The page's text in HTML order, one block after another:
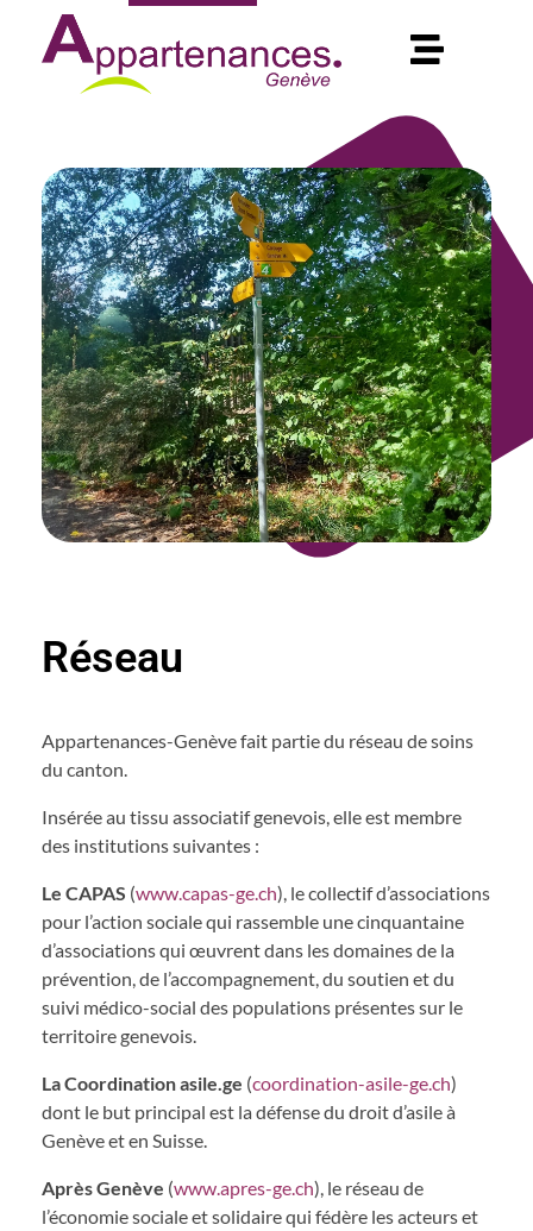
Réseau
Appartenances-Genève fait partie du réseau de soins
du canton.
Insérée au tissu associatif genevois, elle est membre
des institutions suivantes :
Le CAPAS (www.capas-ge.ch), le collectif d’associations
pour l’action sociale qui rassemble une cinquantaine
d’associations qui œuvrent dans les domaines de la
prévention, de l’accompagnement, du soutien et du
suivi médico-social des populations présentes sur le
territoire genevois.
La Coordination asile.ge (coordination-asile-ge.ch)
dont le but principal est la défense du droit d’asile à
Genève et en Suisse.
Après Genève (www.apres-ge.ch), le réseau de
l’économie sociale et solidaire qui fédère les acteurs et